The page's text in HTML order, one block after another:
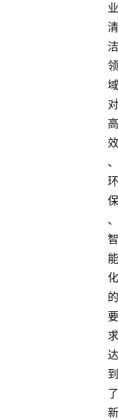
业
清
洁
领
域
对
高
效
、
环
保
、
智
能
化
的
要
求
达
到
了
新